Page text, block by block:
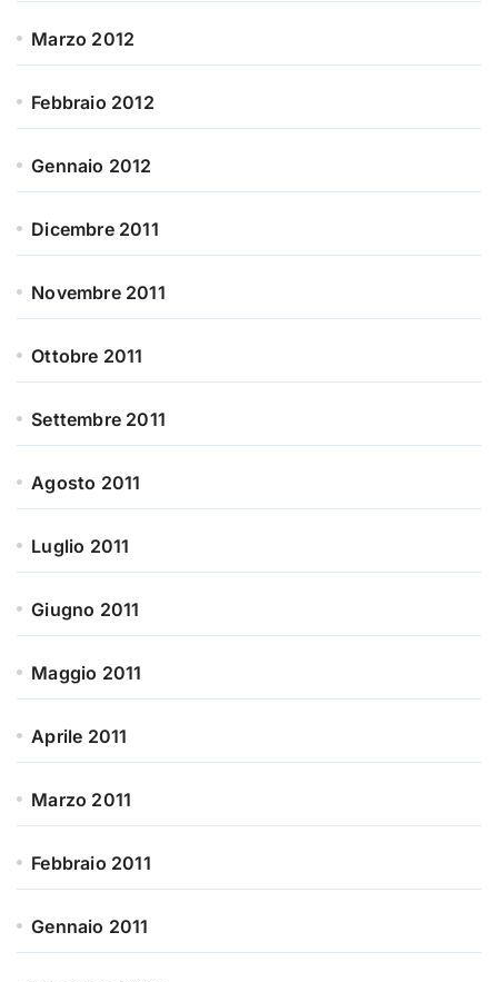
Marzo 2012
Febbraio 2012
Gennaio 2012
Dicembre 2011
Novembre 2011
Ottobre 2011
Settembre 2011
Agosto 2011
Luglio 2011
Giugno 2011
Maggio 2011
Aprile 2011
Marzo 2011
Febbraio 2011
Gennaio 2011